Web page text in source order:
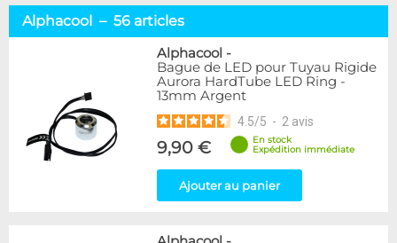
Catégorie
Tuyaux souples
37
Accessoires pour tuyaux
59
Marque
Alphacool
56
DocMicro
27
17
2
Alphacool – 56 articles
Alphacool -
Bague de LED pour Tuyau Rigide
Aurora HardTube LED Ring -
13mm Argent
4.5/5 - 2 avis
9,90 €
En stock
Expédition immédiate
Ajouter au panier